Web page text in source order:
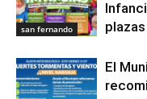
san fernando
El